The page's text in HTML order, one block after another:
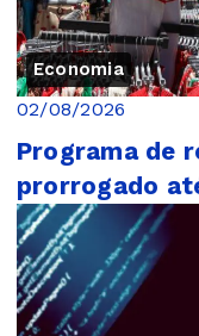
Economia
02/08/2026
Programa de
prorrogado